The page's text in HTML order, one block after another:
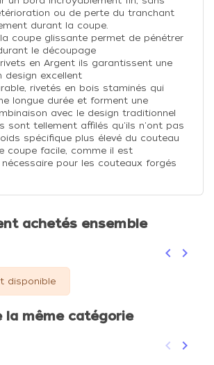
ou de perte du tranchant
durant la coupe.
coupe glissante permet de pénétrer
le découpage
en Argent ils garantissent une
design excellent
rivetés en bois staminés qui
longue durée et forment une
avec le design traditionnel
sont tellement affilés qu'ils n'ont pas
spécifique plus élevé du couteau
coupe facile, comme il est
pour les couteaux forgés
achetés ensemble
Précédent
keyboard_arrow_left keyboard_arrow_right
disponible
la même catégorie
Précédent
keyboard_arrow_left keyboard_arrow_right